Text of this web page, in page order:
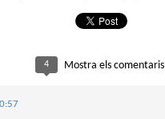
4 Mostra els comentaris